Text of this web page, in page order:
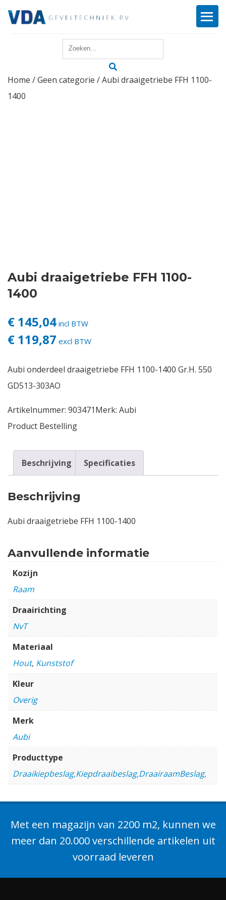
Reparatie
Login
Home /Geen categorie / Aubi draaigetriebe FFH 1100-
1400
Aubi draaigetriebe FFH 1100-
1400
€ 145,04 incl BTW
€ 119,87 excl BTW
Aubi onderdeel draaigetriebe FFH 1100-1400 Gr.H. 550
GD513-303AO
Artikelnummer: 903471Merk: Aubi
Product Bestelling
Beschrijving Specificaties
Beschrijving
Aubi draaigetriebe FFH 1100-1400
Aanvullende informatie
Kozijn
Raam
Draairichting
NvT
Materiaal
Hout, Kunststof
Kleur
Overig
Merk
Aubi
Producttype
Draaikiepbeslag,Kiepdraaibeslag,DraairaamBeslag,
Met een magazijn van 2200 m2, kunnen we
meer dan 20.000 verschillende artikelen uit
voorraad leveren